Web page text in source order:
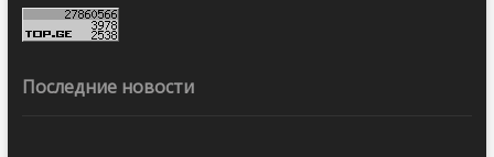
Последние новости